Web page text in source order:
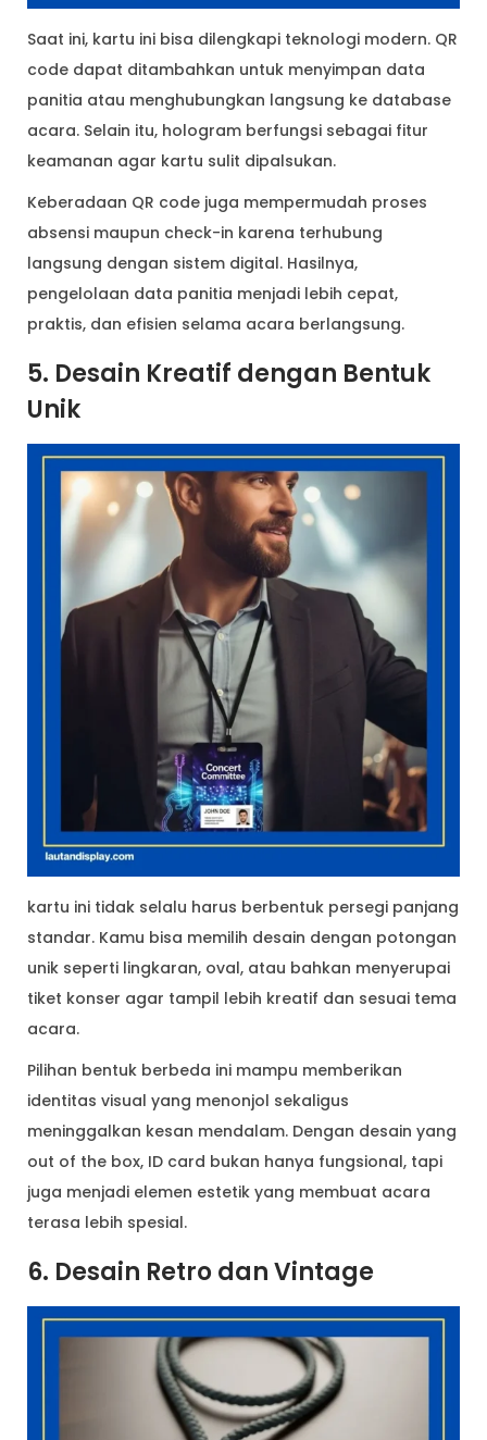
Saat ini, kartu ini bisa dilengkapi teknologi modern. QR
code dapat ditambahkan untuk menyimpan data
panitia atau menghubungkan langsung ke database
acara. Selain itu, hologram berfungsi sebagai fitur
keamanan agar kartu sulit dipalsukan.
Keberadaan QR code juga mempermudah proses
absensi maupun check-in karena terhubung
langsung dengan sistem digital. Hasilnya,
pengelolaan data panitia menjadi lebih cepat,
praktis, dan efisien selama acara berlangsung.
5. Desain Kreatif dengan Bentuk
Unik
kartu ini tidak selalu harus berbentuk persegi panjang
standar. Kamu bisa memilih desain dengan potongan
unik seperti lingkaran, oval, atau bahkan menyerupai
tiket konser agar tampil lebih kreatif dan sesuai tema
acara.
Pilihan bentuk berbeda ini mampu memberikan
identitas visual yang menonjol sekaligus
meninggalkan kesan mendalam. Dengan desain yang
out of the box, ID card bukan hanya fungsional, tapi
juga menjadi elemen estetik yang membuat acara
terasa lebih spesial.
6. Desain Retro dan Vintage